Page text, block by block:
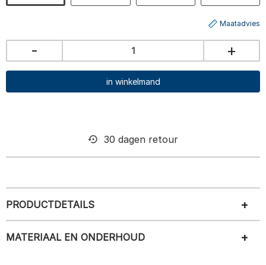
Maatadvies
- +
in winkelmand
30 dagen retour
PRODUCTDETAILS
MATERIAAL EN ONDERHOUD